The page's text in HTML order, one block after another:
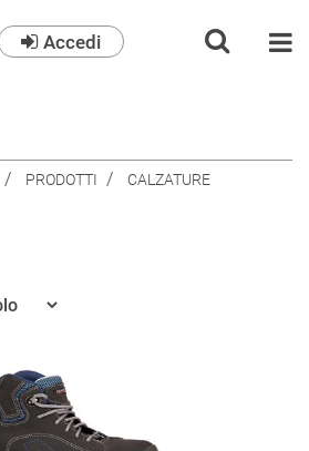
Accedi
PRODOTTI
CALZATURE